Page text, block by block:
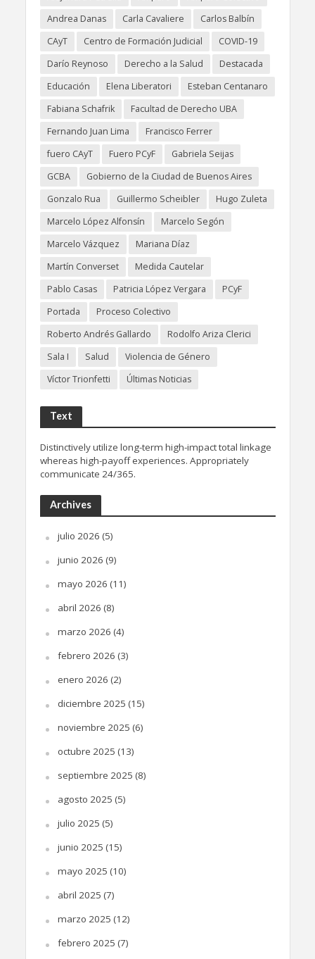
Andrea Danas
Carla Cavaliere
Carlos Balbín
CAyT
Centro de Formación Judicial
COVID-19
Darío Reynoso
Derecho a la Salud
Destacada
Educación
Elena Liberatori
Esteban Centanaro
Fabiana Schafrik
Facultad de Derecho UBA
Fernando Juan Lima
Francisco Ferrer
fuero CAyT
Fuero PCyF
Gabriela Seijas
GCBA
Gobierno de la Ciudad de Buenos Aires
Gonzalo Rua
Guillermo Scheibler
Hugo Zuleta
Marcelo López Alfonsín
Marcelo Segón
Marcelo Vázquez
Mariana Díaz
Martín Converset
Medida Cautelar
Pablo Casas
Patricia López Vergara
PCyF
Portada
Proceso Colectivo
Roberto Andrés Gallardo
Rodolfo Ariza Clerici
Sala I
Salud
Violencia de Género
Víctor Trionfetti
Últimas Noticias
Text
Distinctively utilize long-term high-impact total linkage
whereas high-payoff experiences. Appropriately
communicate 24/365.
Archives
julio 2026 (5)
junio 2026 (9)
mayo 2026 (11)
abril 2026 (8)
marzo 2026 (4)
febrero 2026 (3)
enero 2026 (2)
diciembre 2025 (15)
noviembre 2025 (6)
octubre 2025 (13)
septiembre 2025 (8)
agosto 2025 (5)
julio 2025 (5)
junio 2025 (15)
mayo 2025 (10)
abril 2025 (7)
marzo 2025 (12)
febrero 2025 (7)